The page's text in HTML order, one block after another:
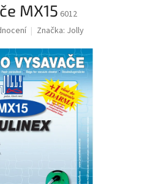
MX15 6012
Značka: Jolly